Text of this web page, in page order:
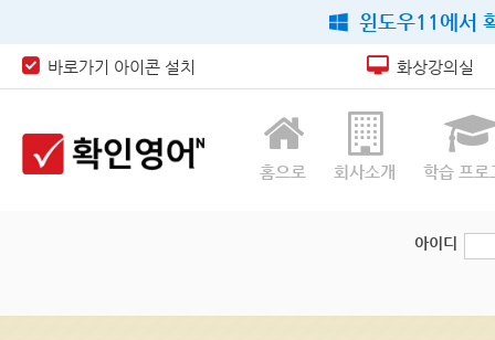
윈도우11에서
바로가기 아이콘 설치 화상강의실
홈으로 회사소개 학습 프로
아이디